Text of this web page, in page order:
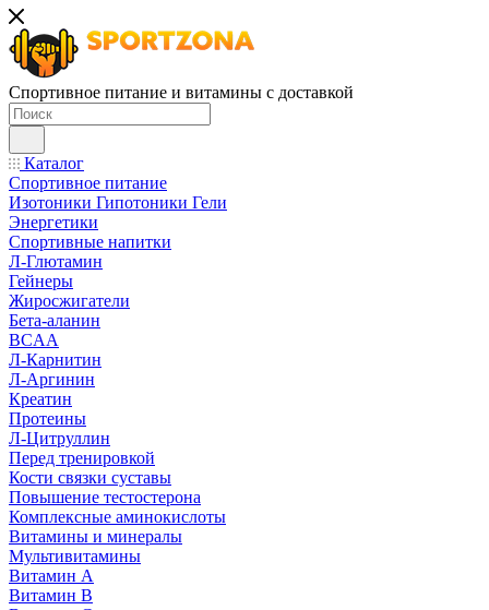
Спортивное питание и витамины с доставкой
Каталог
Спортивное питание
Изотоники Гипотоники Гели
Энергетики
Спортивные напитки
Л-Глютамин
Гейнеры
Жиросжигатели
Бета-аланин
BCAA
Л-Карнитин
Л-Аргинин
Креатин
Протеины
Л-Цитруллин
Перед тренировкой
Кости связки суставы
Повышение тестостерона
Комплексные аминокислоты
Витамины и минералы
Мультивитамины
Витамин A
Витамин B